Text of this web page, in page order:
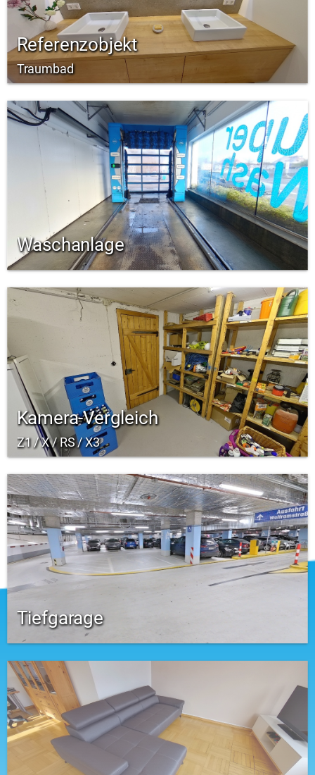
Referenzobjekt
Traumbad
Waschanlage
Kamera-Vergleich
Z1 / X / RS / X3
Tiefgarage